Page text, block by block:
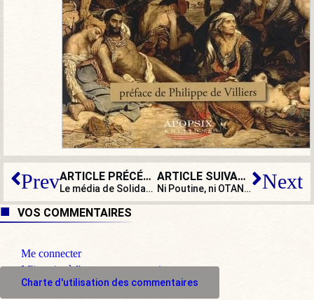
Prev ARTICLE PRÉCÉDENT
Le média de Solidarność en France, Tysol, jette l’éponge
ARTICLE SUIVANT
Ni Poutine, ni OTAN… Europe indépendante ! Next
VOS COMMENTAIRES
Me connecter
M'inscrire à l'espace commentaire
Charte d'utilisation des commentaires